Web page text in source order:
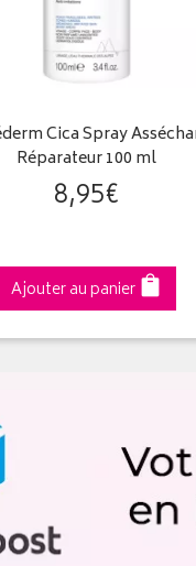
Cica Spray
Réparateur 100 ml
8,95€
Ajouter au panier